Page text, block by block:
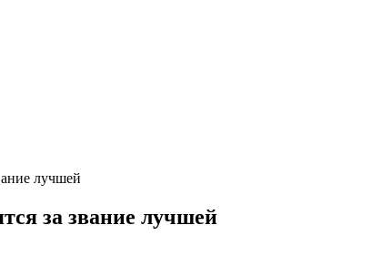
лучшей
за звание лучшей